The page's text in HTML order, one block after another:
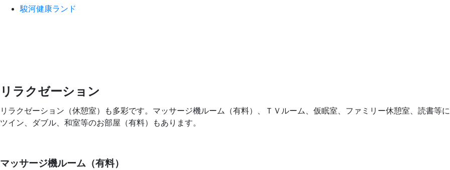
駿河健康ランド
リラクゼーション
リラクゼーション（休憩室）も多彩です。マッサージ機ルーム（有料）、ＴＶルーム、仮眠室、ファミリー休憩室、読書等
ツイン、ダブル、和室等のお部屋（有料）もあります。
マッサージ機ルーム（有料）